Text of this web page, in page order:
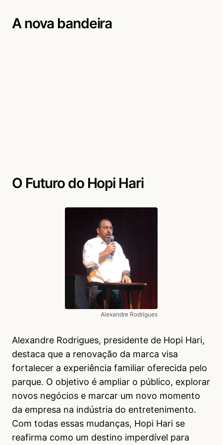
A nova bandeira
O Futuro do Hopi Hari
Alexandre Rodrigues
Alexandre Rodrigues, presidente de Hopi Hari,
destaca que a renovação da marca visa
fortalecer a experiência familiar oferecida pelo
parque. O objetivo é ampliar o público, explorar
novos negócios e marcar um novo momento
da empresa na indústria do entretenimento.
Com todas essas mudanças, Hopi Hari se
reafirma como um destino imperdível para